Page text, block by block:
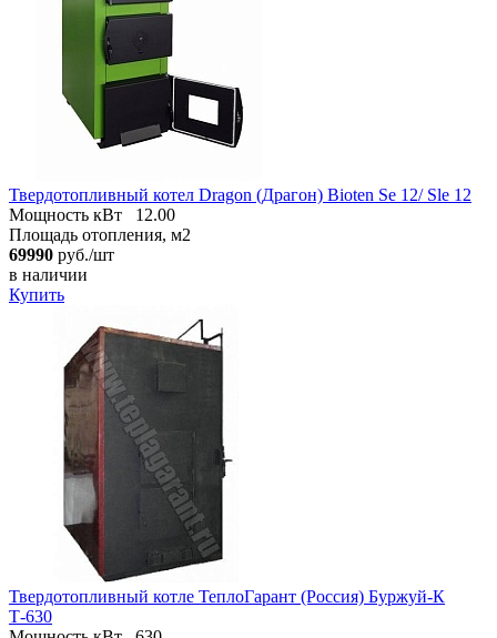
Твердотопливный котел Dragon (Драгон) Bioten Se 12/ Sle 12
Мощность кВт
12.00
Площадь отопления, м2
69990 руб./шт
в наличии
Купить
Твердотопливный котле ТеплоГарант (Россия) Буржуй-К
Т-630